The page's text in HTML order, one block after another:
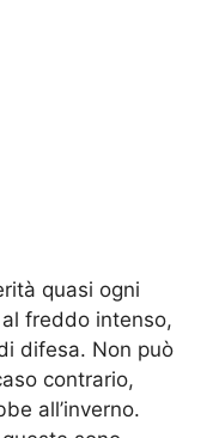
quasi ogni
freddo intenso,
difesa. Non può
contrario,
all’inverno.